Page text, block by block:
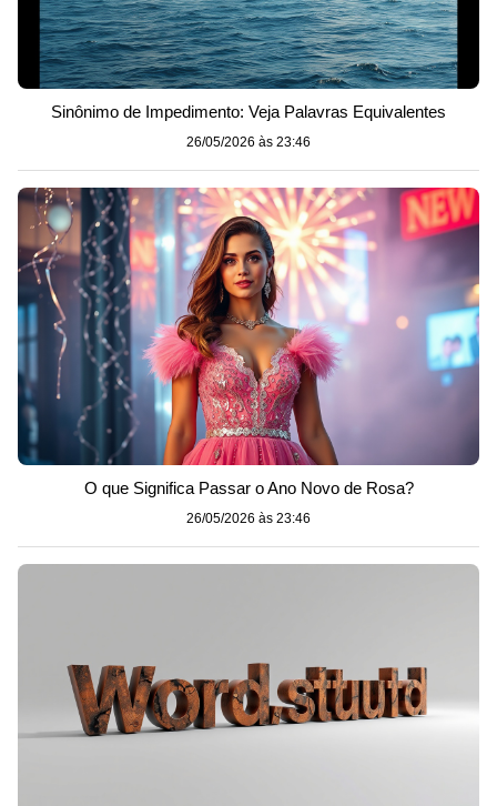
Sinônimo de Impedimento: Veja Palavras Equivalentes
26/05/2026 às 23:46
O que Significa Passar o Ano Novo de Rosa?
26/05/2026 às 23:46